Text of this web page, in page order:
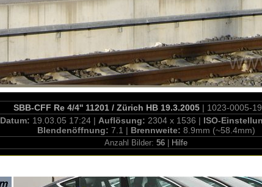
SBB-CFF Re 4/4'' 11201 / Zürich HB 19.3.2005| 1023-0005-
Datum: 19.03.05 17:24 | Auflösung: 2304 x 1536 | ISO-
Blendenöffnung: 7.1 | Brennweite: 8.9mm (~58.4mm)
Anzahl Bilder: 56 Hilfe